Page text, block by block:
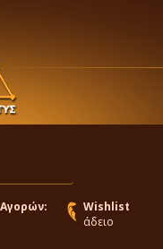
Wishlist
άδειο